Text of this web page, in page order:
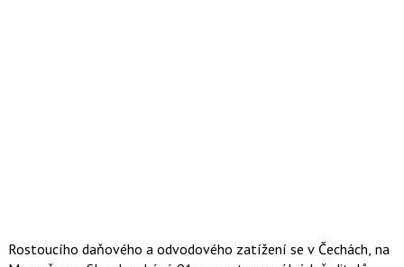
Rostoucího daňového a odvodového zatížení se v Čechách, na